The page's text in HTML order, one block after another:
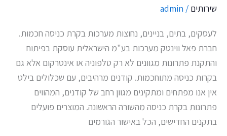
שירותים /
admin
לעסקים, בתים, בניינים, נחוצות מערכות בקרת כניסה חכמות.
חברת פאל ווינטק מערכות בע"מ הישראלית עוסקת בפיתוח
והתקנת פתרונות מגוונים לא רק טלפוניה או אינטרקום אלא גם
בקרות כניסה מתוחכמות. קודנים מרהיבים, עם שכלולים בילט
אין אנו מפתחים ומתקינים מגוון רחב של קודנים, המהווים
פתרונות בקרת כניסה מהשורה הראשונה. המוצרים פועלים
בתקנים החדישים, הכל באישור הגורמים